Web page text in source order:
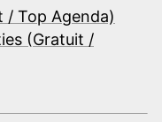
/ Top Agenda)
(Gratuit /